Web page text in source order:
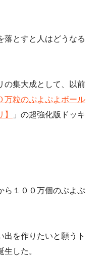
落とすと人はどうなる
の集大成として、以前
万粒のぷよぷよボール
」の超強化版ドッキ
ら１００万個のぷよぷ
出を作りたいと願うト
した。